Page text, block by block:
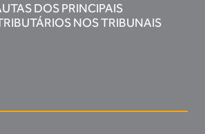
DOS PRINCIPAIS
NOS TRIBUNAIS